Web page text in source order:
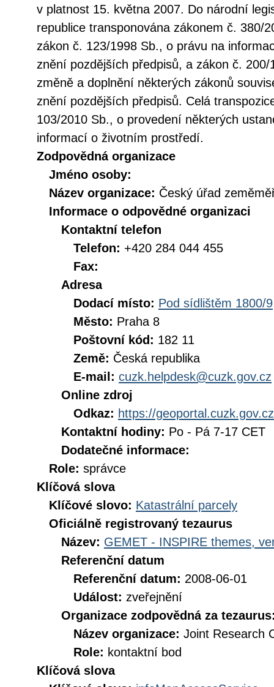
v platnost 15. května 2007. Do národní
republice transponována zákonem č. 380/
zákon č. 123/1998 Sb., o právu na
znění pozdějších předpisů, a zákon č.
změně a doplnění některých zákonů
znění pozdějších předpisů. Celá
103/2010 Sb., o provedení některých
informací o životním prostředí.
Zodpovědná organizace
Jméno osoby:
Název organizace: Český úřad
Informace o odpovědné organizaci
Kontaktní telefon
Telefon: +420 284 044 455
Fax:
Adresa
Dodací místo: Pod sídlištěm 1800/9
Město: Praha 8
Poštovní kód: 182 11
Země: Česká republika
E-mail: cuzk.helpdesk@cuzk.gov.cz
Online zdroj
Odkaz: https://geoportal.cuzk.gov.cz
Kontaktní hodiny: Po - Pá 7-17 CET
Dodatečné informace:
Role: správce
Klíčová slova
Klíčové slovo: Katastrální parcely
Oficiálně registrovaný tezaurus
Název: GEMET - INSPIRE themes,
Referenční datum
Referenční datum: 2008-06-01
Událost: zveřejnění
Organizace zodpovědná za
Název organizace: Joint Research
Role: kontaktní bod
Klíčová slova